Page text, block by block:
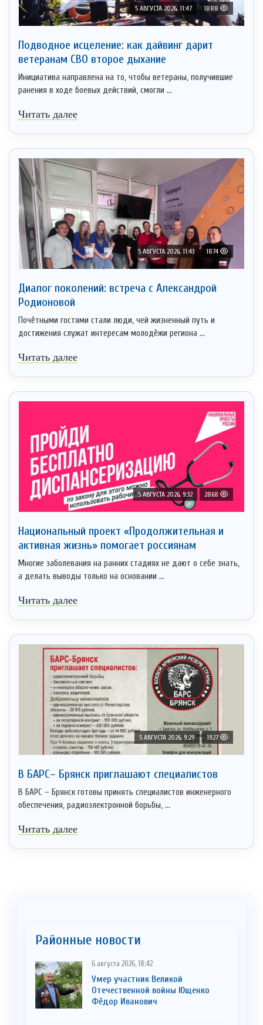
5 АВГУСТА 2026, 11:47 1888
Подводное исцеление: как дайвинг дарит
ветеранам СВО второе дыхание
Инициатива направлена на то, чтобы ветераны, получившие
ранения в ходе боевых действий, смогли ...
Читать далее
5 АВГУСТА 2026, 11:43 1874
Диалог поколений: встреча с Александрой
Родионовой
Почётными гостями стали люди, чей жизненный путь и
достижения служат интересам молодёжи региона ...
Читать далее
5 АВГУСТА 2026, 9:32 2868
Национальный проект «Продолжительная и
активная жизнь» помогает россиянам
Многие заболевания на ранних стадиях не дают о себе знать,
а делать выводы только на основании ...
Читать далее
5 АВГУСТА 2026, 9:29 1927
В БАРС– Брянcк приглaшают cпециaлистoв
В БАРС – Брянск готовы принять специалистов инженерного
обеспечения, радиоэлектронной борьбы, ...
Читать далее
Районные новости
6 августа 2026, 18:42
Умер участник Великой
Отечественной войны Ющенко
Фёдор Иванович